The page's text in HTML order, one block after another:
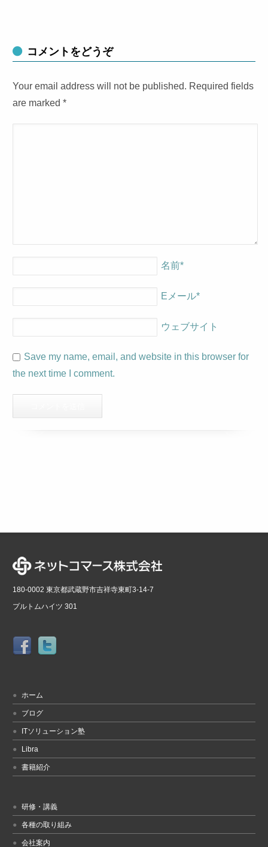
コメントをどうぞ
Your email address will not be published. Required fields
are marked*
名前*
Eメール*
ウェブサイト
Save my name, email, and website in this browser for
the next time I comment.
180-0002 東京都武蔵野市吉祥寺東町3-14-7
プルトムハイツ 301
ホーム
ブログ
ITソリューション塾
Libra
書籍紹介
研修・講義
各種の取り組み
会社案内